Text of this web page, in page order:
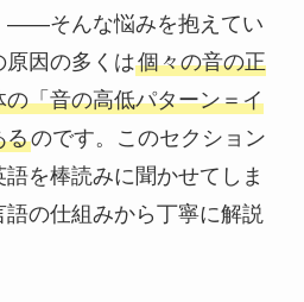
——そんな悩みを抱えてい
原因の多くは個々の音の正
「音の高低パターン＝イ
るのです。このセクション
を棒読みに聞かせてしま
の仕組みから丁寧に解説